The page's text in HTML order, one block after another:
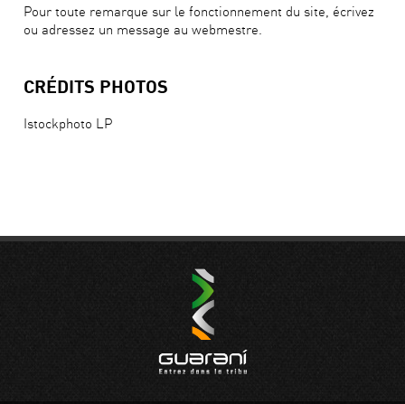
Pour toute remarque sur le fonctionnement du site, écrivez
ou adressez un message au webmestre.
CRÉDITS PHOTOS
Istockphoto LP